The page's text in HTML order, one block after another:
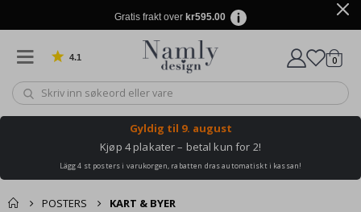
Gratis frakt over kr595.00
4.1 Basert på 1029 stemmer 0varer
Gyldig til 9. august
Kjøp 4 plakater – betal kun for 2!
Lägg 4 st posters i varukorgen, rabatten dras automatiskt i kassan!
POSTERS KART & BYER